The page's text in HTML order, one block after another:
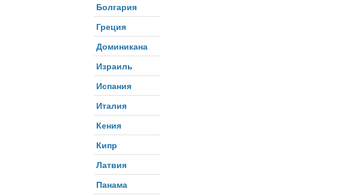
Болгария
Греция
Доминикана
Израиль
Испания
Италия
Кения
Кипр
Латвия
Панама